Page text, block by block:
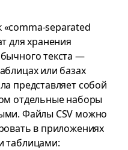
«comma-separated
для хранения
текста —
или базах
представляет собой
отдельные наборы
Файлы CSV можно
в приложениях
таблицами: